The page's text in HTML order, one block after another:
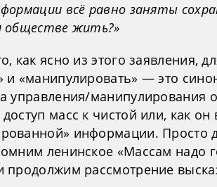
всё равно заняты
обществе жить?»
как ясно из этого заявления,
и «манипулировать» — это
управления/манипулирования
масс к чистой или, как он
информации. Просто
ленинское «Массам надо
продолжим рассмотрение